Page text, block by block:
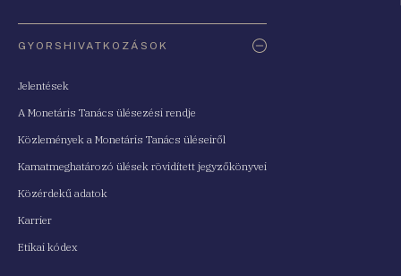
GYORSHIVATKOZÁSOK
Jelentések
A Monetáris Tanács ülésezési rendje
Közlemények a Monetáris Tanács üléseiről
Kamatmeghatározó ülések rövidített jegyzőkönyvei
Közérdekű adatok
Karrier
Etikai kódex